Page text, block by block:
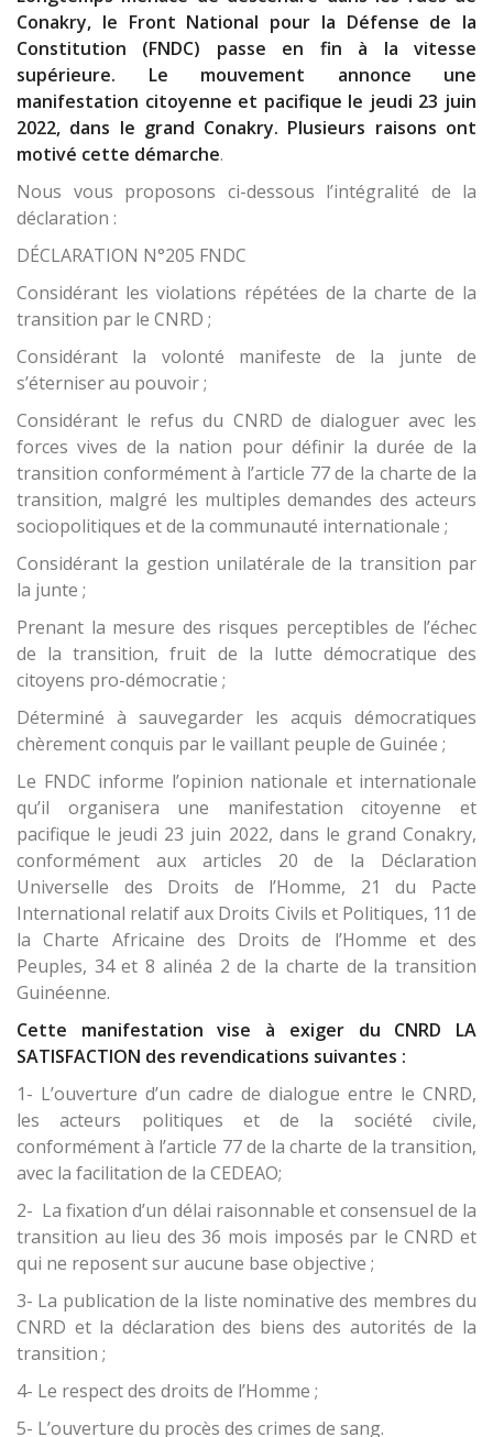
Conakry, le Front National pour la Défense de la
Constitution (FNDC) passe en fin à la vitesse
supérieure. Le mouvement annonce une
manifestation citoyenne et pacifique le jeudi 23 juin
2022, dans le grand Conakry. Plusieurs raisons ont
motivé cette démarche.
Nous vous proposons ci-dessous l’intégralité de la
déclaration :
DÉCLARATION N°205 FNDC
Considérant les violations répétées de la charte de la
transition par le CNRD ;
Considérant la volonté manifeste de la junte de
s’éterniser au pouvoir ;
Considérant le refus du CNRD de dialoguer avec les
forces vives de la nation pour définir la durée de la
transition conformément à l’article 77 de la charte de la
transition, malgré les multiples demandes des acteurs
sociopolitiques et de la communauté internationale ;
Considérant la gestion unilatérale de la transition par
la junte ;
Prenant la mesure des risques perceptibles de l’échec
de la transition, fruit de la lutte démocratique des
citoyens pro-démocratie ;
Déterminé à sauvegarder les acquis démocratiques
chèrement conquis par le vaillant peuple de Guinée ;
Le FNDC informe l’opinion nationale et internationale
qu’il organisera une manifestation citoyenne et
pacifique le jeudi 23 juin 2022, dans le grand Conakry,
conformément aux articles 20 de la Déclaration
Universelle des Droits de l’Homme, 21 du Pacte
International relatif aux Droits Civils et Politiques, 11 de
la Charte Africaine des Droits de l’Homme et des
Peuples, 34 et 8 alinéa 2 de la charte de la transition
Guinéenne.
Cette manifestation vise à exiger du CNRD LA
SATISFACTION des revendications suivantes :
1- L’ouverture d’un cadre de dialogue entre le CNRD,
les acteurs politiques et de la société civile,
conformément à l’article 77 de la charte de la transition,
avec la facilitation de la CEDEAO;
2- La fixation d’un délai raisonnable et consensuel de la
transition au lieu des 36 mois imposés par le CNRD et
qui ne reposent sur aucune base objective ;
3- La publication de la liste nominative des membres du
CNRD et la déclaration des biens des autorités de la
transition ;
4- Le respect des droits de l’Homme ;
5- L’ouverture du procès des crimes de sang.